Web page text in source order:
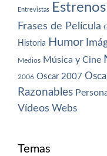
Entrevistas Estrenos
Frases de Película
Historia Humor
Medios Música y Cine
2006 Oscar 2007
Razonables
Vídeos Webs
Temas